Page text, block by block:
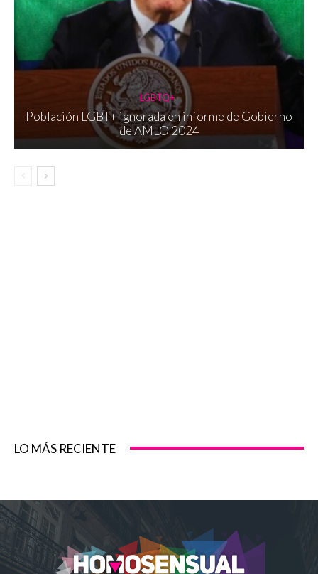
LGBTQ+
Población LGBT+ ignorada en informe de Gobierno
de AMLO 2024
LO MÁS RECIENTE